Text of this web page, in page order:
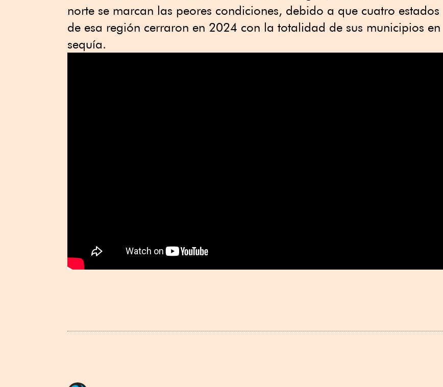
norte se marcan las peores condiciones, debido a que cuatro estados
de esa región cerraron en 2024 con la totalidad de sus municipios en
sequía.